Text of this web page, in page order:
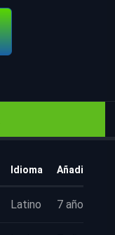
Idioma Añadido
Latino 7 años